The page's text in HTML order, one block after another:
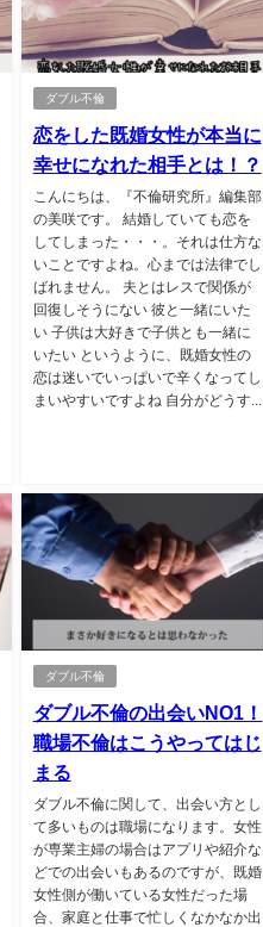
ダブル不倫
恋をした既婚女性が本当に
幸せになれた相手とは！？
こんにちは、『不倫研究所』編集部
の美咲です。 結婚していても恋を
してしまった・・・。それは仕方な
いことですよね。心までは法律でし
ばれません。 夫とはレスで関係が
回復しそうにない 彼と一緒にいた
い 子供は大好きで子供とも一緒に
いたい というように、既婚女性の
恋は迷いでいっぱいで辛くなってし
まいやすいですよね 自分がどうす...
ダブル不倫
ダブル不倫の出会いNO1！
職場不倫はこうやってはじ
まる
ダブル不倫に関して、出会い方とし
て多いものは職場になります。女性
が専業主婦の場合はアプリや紹介な
どでの出会いもあるのですが、既婚
女性側が働いている女性だった場
合、家庭と仕事で忙しくなかなか出